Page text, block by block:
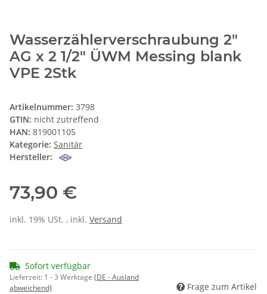
Wasserzählerverschraubung 2"
AG x 2 1/2" ÜWM Messing blank
VPE 2Stk
Artikelnummer: 3798
GTIN: nicht zutreffend
HAN: 819001105
Kategorie: Sanitär
Hersteller:
73,90 €
inkl. 19% USt. , inkl. Versand
Sofort verfügbar
Lieferzeit: 1 - 3 Werktage (DE - Ausland
abweichend)
Frage zum Artikel